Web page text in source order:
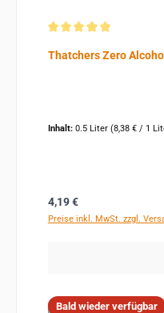
Thatchers Zero
Inhalt: 0.5 Liter (8,38 € / 1
Regulärer Preis:
4,19 €
Preise inkl. MwSt. zzgl.
Bald wieder verfügbar